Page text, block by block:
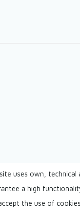
uses own, technical
a high
the use of cookies.